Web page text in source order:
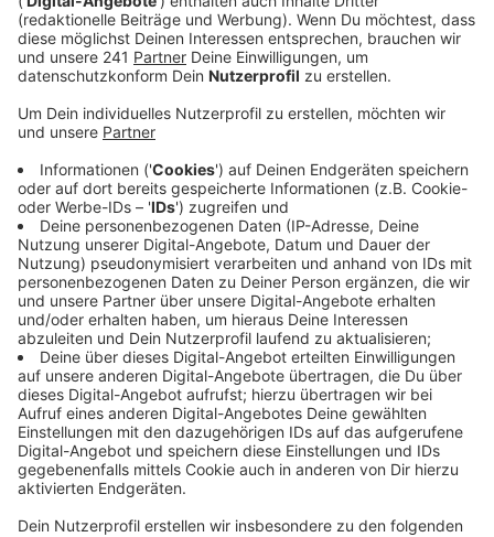
Veröffentlicht:Freitag, 20.12.2024 06:12
Anzeige
Der Tatvorwurf lautet gefährliche Körperverletzung.
Der Angeklagte soll vor der Schule mit einem Messer
auf den anderen Mann zugekommen sein, dieser
wehrte sich mit Pfefferspray. Mitte Juni gab es einen
zweiten Vorfall nahe eines Leverkusener Friseursalons,
bei dem der Angeklagte versuchte, seinem Opfer ein
Messer in Brust- und Bauchbereich zu rammen – der
Mann kam mit Stichverletzungen am Oberarm und am
Bein davon. Angesetzt sind sieben Verhandlungstage,
das Urteil fällt voraussichtlich Anfang Februar.
Anzeige
Weitere Meldungen aus Leverkusen